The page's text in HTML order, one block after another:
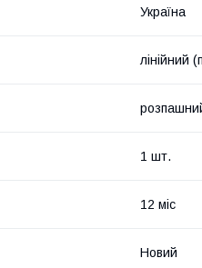
Україна
лінійний
1 шт.
12 міс
Новий